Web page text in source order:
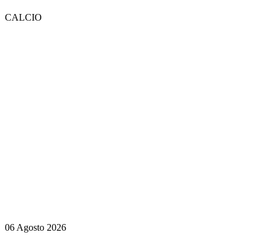
CALCIO
06 Agosto 2026